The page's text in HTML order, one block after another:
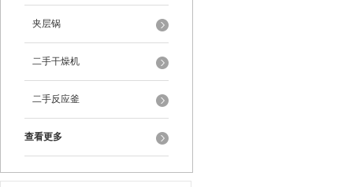
夹层锅
二手干燥机
二手反应釜
查看更多